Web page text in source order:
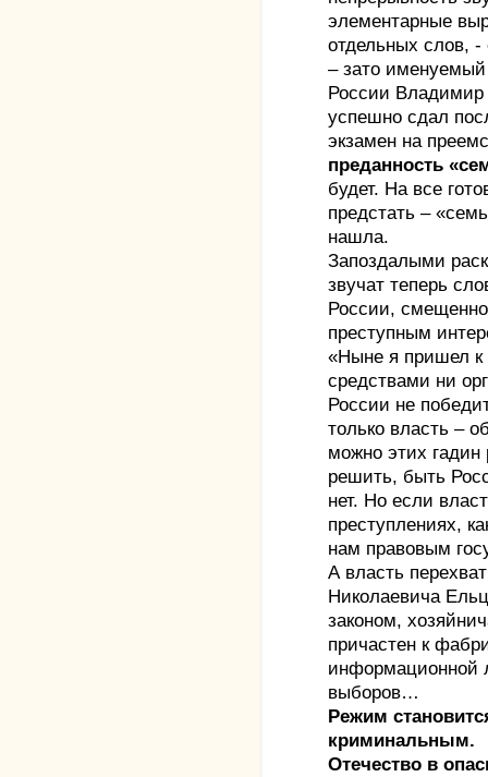
элементарные
отдельных слов, -
– зато
России Владимир
успешно сдал
экзамен на
преданность
будет. На все
предстать –
нашла.
Запоздалыми
звучат теперь
России,
преступным
«Ныне я пришел
средствами ни
России не
только власть –
можно этих
решить, быть
нет. Но если
преступлениях,
нам правовым
А власть
Николаевича
законом,
причастен к
информационной
выборов…
Режим
криминальным.
Отечество в